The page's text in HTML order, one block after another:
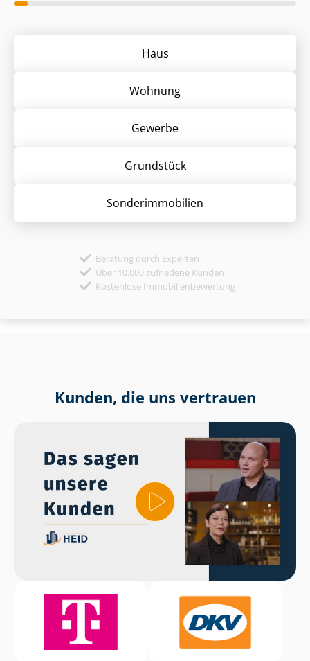
Haus
Wohnung
Gewerbe
Grund­stück
Sonder­immobilien
Beratung durch Experten
Über 10.000 zufriedene Kunden
Kostenlose Immobilienbewertung
Kunden, die uns vertrauen